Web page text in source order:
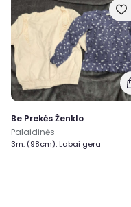
Be Prekės Ženklo
Palaidinės
3m. (98cm), Labai gera